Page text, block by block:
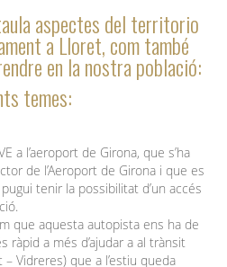
aspectes del territorio
a Lloret, com també
en la nostra població:
temes:
a l’aeroport de Girona, que s’ha
de l’Aeroport de Girona i que es
tenir la possibilitat d’un accés
que aquesta autopista ens ha de
ràpid a més d’ajudar a al trànsit
Vidreres) que a l’estiu queda